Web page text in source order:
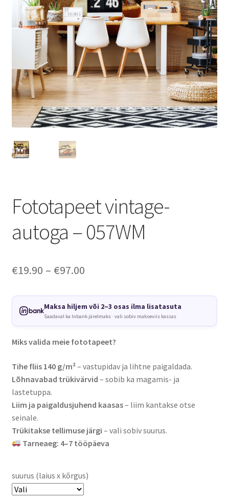
Fototapeet vintage-
autoga – 057WM
€19.90 – €97.00Price
€19.90
through
€97.00
Maksa hiljem või 2–3 osas ilma lisatasuta
Saadaval ka Inbank järelmaks · vali sobiv makseviis kassas
Miks valida meie fototapeet?
Tihe fliis 140 g/m²– vastupidav ja lihtne paigaldada.
Lõhnavabad trükivärvid – sobib ka magamis- ja
lastetuppa.
Liim ja paigaldusjuhend kaasas– liim kantakse otse
seinale.
Trükitakse tellimuse järgi – vali sobiv suurus.
Tarneaeg: 4–7 tööpäeva
suurus (laius x kõrgus)